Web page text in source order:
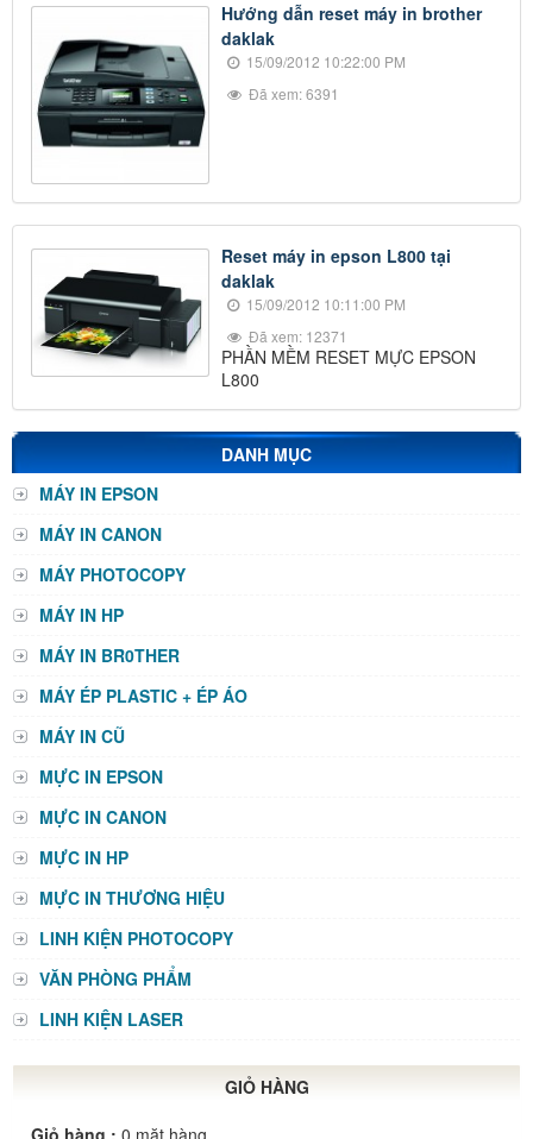
Hướng dẫn reset máy in brother
daklak
15/09/2012 10:22:00 PM
Đã xem: 6391
Reset máy in epson L800 tại
daklak
15/09/2012 10:11:00 PM
Đã xem: 12371
PHẦN MỀM RESET MỰC EPSON
L800
DANH MỤC
MÁY IN EPSON
MÁY IN CANON
MÁY PHOTOCOPY
MÁY IN HP
MÁY IN BR0THER
MÁY ÉP PLASTIC + ÉP ÁO
MÁY IN CŨ
MỰC IN EPSON
MỰC IN CANON
MỰC IN HP
MỰC IN THƯƠNG HIỆU
LINH KIỆN PHOTOCOPY
VĂN PHÒNG PHẨM
LINH KIỆN LASER
GIỎ HÀNG